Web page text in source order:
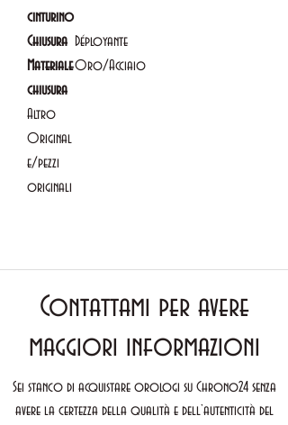
cinturino
Chiusura Déployante
Materiale
chiusura
Oro/Acciaio
Altro
Original
e/pezzi
originali
Contattami per avere
maggiori informazioni
Sei stanco di acquistare orologi su Chrono24 senza
avere la certezza della qualità e dell’autenticità del